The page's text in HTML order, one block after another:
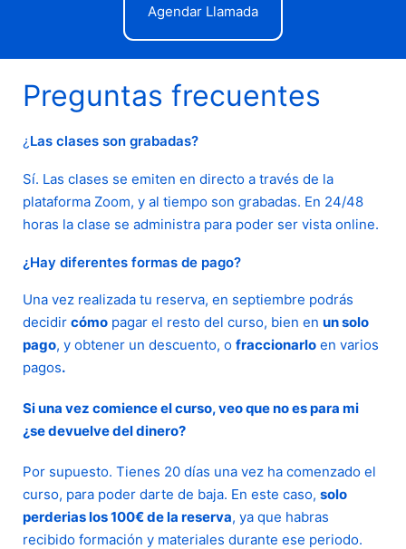
Agendar Llamada
Preguntas frecuentes
¿ Las clases son grabadas?
Sí. Las clases se emiten en directo a través de la
plataforma Zoom, y al tiempo son grabadas. En 24/48
horas la clase se administra para poder ser vista online.
¿Hay diferentes formas de pago?
Una vez realizada tu reserva, en septiembre podrás
decidir cómo pagar el resto del curso, bien en un solo
pago, y obtener un descuento, o fraccionarlo en varios
pagos.
Si una vez comience el curso, veo que no es para mi
¿se devuelve del dinero?
Por supuesto. Tienes 20 días una vez ha comenzado el
curso, para poder darte de baja. En este caso, solo
perderias los 100€ de la reserva, ya que habras
recibido formación y materiales durante ese periodo.